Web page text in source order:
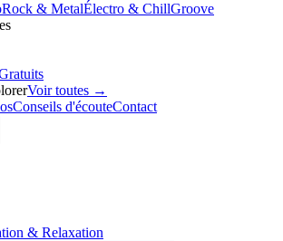
Rock & MetalÉlectro & ChillGroove
Voir toutes →
Conseils d'écouteContact
& Relaxation